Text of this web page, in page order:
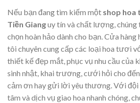
Nếu bạn đang tìm kiếm một shop hoa
Tiền Gianguy tín và chất lượng, chúng
chọn hoàn hảo dành cho bạn. Cửa
tôi chuyên cung cấp các loại hoa tươi
thiết kế đẹp mắt, phục vụ nhu cầu của
sinh nhật, khai trương, cưới hỏi cho
cảm ơn hay gửi lời yêu thương. Với đội
tâm và dịch vụ giao hoa nhanh chóng,